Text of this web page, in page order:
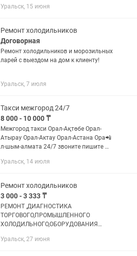
кондиционеров любых марок: Чистка
Заправка...
Уральск, 15 июня
Ремонт холодильников
Договорная
Ремонт холодильников и морозильных
ларей с выездом на дом к клиенту!
Уральск, 7 июля
Такси межгород 24/7
8 000 - 10 000 ₸
Межгород такси Орал-Ақтөбе Орал-
Атырау Орал-Актау Орал-Астана Ора📲
л-шым-алмата 24/7 звоните пишите ✈️
Уральск, 14 июля
Ремонт холодильников
3 000 - 3 333 ₸
РЕМОНТ ,ДИАГНОСТИКА
ТОРГОВОГО,ПРОМЫШЛЕННОГО
ХОЛОДИЛЬНОГО,ОБОРУДОВАНИЯ
холодильные камеры,бытовые
Уральск, 27 июня